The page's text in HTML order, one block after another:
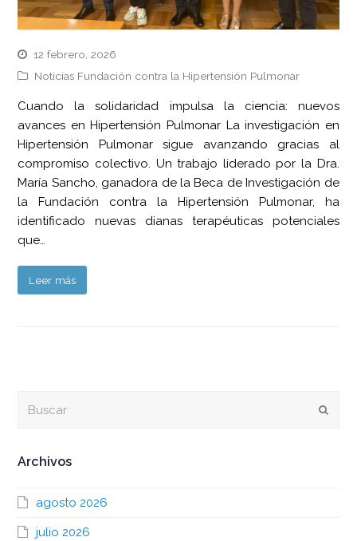
12 febrero, 2026
Noticias Fundación contra la Hipertensión Pulmonar
Cuando la solidaridad impulsa la ciencia: nuevos
avances en Hipertensión Pulmonar La investigación en
Hipertensión Pulmonar sigue avanzando gracias al
compromiso colectivo. Un trabajo liderado por la Dra.
María Sancho, ganadora de la Beca de Investigación de
la Fundación contra la Hipertensión Pulmonar, ha
identificado nuevas dianas terapéuticas potenciales
que…
Leer más
Archivos
agosto 2026
julio 2026